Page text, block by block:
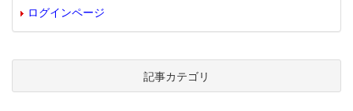
ログインページ
記事カテゴリ